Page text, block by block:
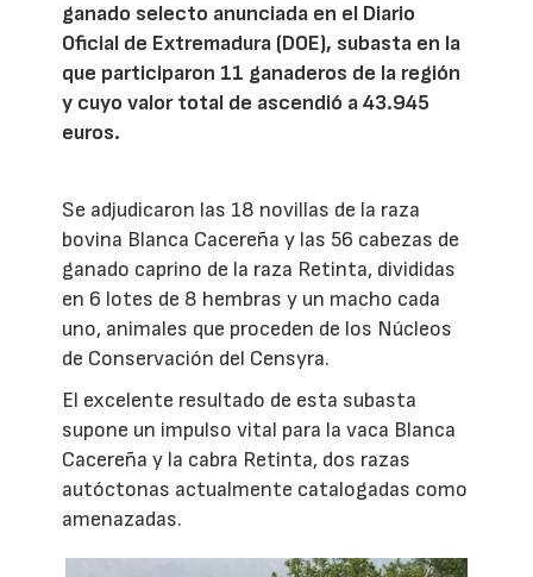
ganado selecto anunciada en el Diario
Oficial de Extremadura (DOE), subasta en la
que participaron 11 ganaderos de la región
y cuyo valor total de ascendió a 43.945
euros.
Se adjudicaron las 18 novillas de la raza
bovina Blanca Cacereña y las 56 cabezas de
ganado caprino de la raza Retinta, divididas
en 6 lotes de 8 hembras y un macho cada
uno, animales que proceden de los Núcleos
de Conservación del Censyra.
El excelente resultado de esta subasta
supone un impulso vital para la vaca Blanca
Cacereña y la cabra Retinta, dos razas
autóctonas actualmente catalogadas como
amenazadas.